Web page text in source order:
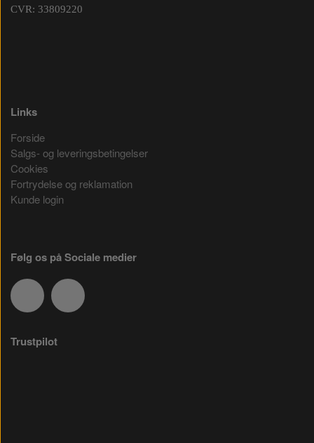
CVR: 33809220
Links
Forside
Salgs- og leveringsbetingelser
Cookies
Fortrydelse og reklamation
Kunde login
Følg os på Sociale medier
Trustpilot